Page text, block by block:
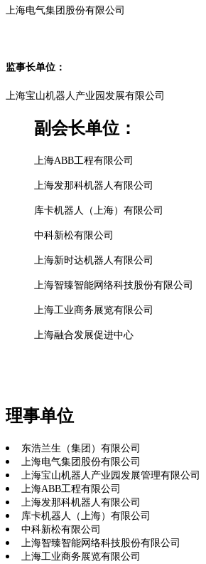
上海电气集团股份有限公司
监事长单位：
上海宝山机器人产业园发展有限公司
副会长单位：
上海ABB工程有限公司
上海发那科机器人有限公司
库卡机器人（上海）有限公司
中科新松有限公司
上海新时达机器人有限公司
上海智臻智能网络科技股份有限公司
上海工业商务展览有限公司
上海融合发展促进中心
理事单位
东浩兰生（集团）有限公司
上海电气集团股份有限公司
上海宝山机器人产业园发展管理有限公司
上海ABB工程有限公司
上海发那科机器人有限公司
库卡机器人（上海）有限公司
中科新松有限公司
上海智臻智能网络科技股份有限公司
上海工业商务展览有限公司